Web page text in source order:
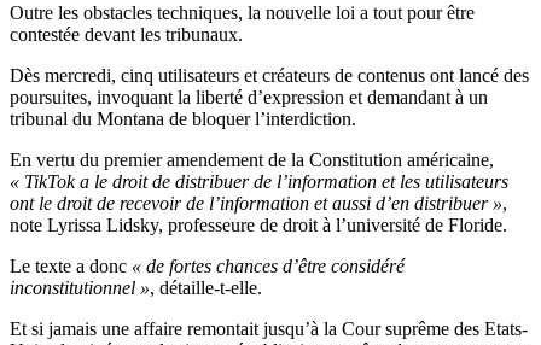
Outre les obstacles techniques, la nouvelle loi a tout pour être
contestée devant les tribunaux.
Dès mercredi, cinq utilisateurs et créateurs de contenus ont lancé des
poursuites, invoquant la liberté d’expression et demandant à un
tribunal du Montana de bloquer l’interdiction.
En vertu du premier amendement de la Constitution américaine,
« TikTok a le droit de distribuer de l’information et les utilisateurs
ont le droit de recevoir de l’information et aussi d’en distribuer »,
note Lyrissa Lidsky, professeure de droit à l’université de Floride.
Le texte a donc « de fortes chances d’être considéré
inconstitutionnel », détaille-t-elle.
Et si jamais une affaire remontait jusqu’à la Cour suprême des Etats-